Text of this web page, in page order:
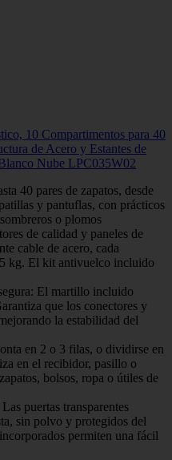
10 Compartimentos para 40
de Acero y Estantes de
Nube LPC035W02
40 pares de zapatos, desde
y pantuflas, con prácticos
o plomos
de calidad y paneles de
cable de acero, cada
kg. El kit antivuelco incluido
El martillo incluido
que los conectores y
la estabilidad del
en 2 o 3 filas, o dividirse en
en el recibidor, pasillo o
bolsos, ropa o útiles de
puertas transparentes
sin polvo y protegidos del
permiten una fácil